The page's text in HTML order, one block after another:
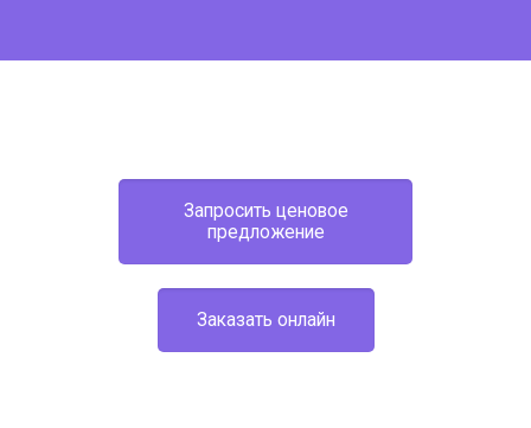
Запросить ценовое
предложение
Заказать онлайн